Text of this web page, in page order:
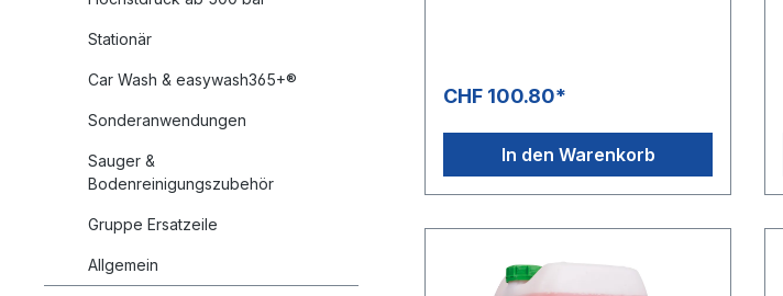
Stationär
Car Wash & easywash365+®
Sonderanwendungen
Sauger &
Bodenreinigungszubehör
Gruppe Ersatzeile
Allgemein
CHF 100.80*
In den Warenkorb